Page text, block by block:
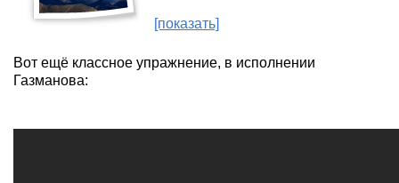
[показать]
Вот ещё классное упражнение, в исполнении
Газманова: